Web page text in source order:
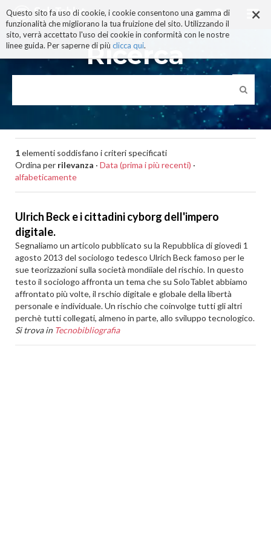
×
Questo sito fa uso di cookie, i cookie consentono una gamma di
funzionalità che migliorano la tua fruizione del sito. Utilizzando il
sito, verrà accettato l'uso dei cookie in conformità con le nostre
linee guida. Per saperne di più clicca qui.
ai
contenuti.
|
alla
navigazione
Ricerca
1elementi soddisfano i criteri specificati
Ordina per rilevanza · Data (prima i più recenti) ·
alfabeticamente
Ulrich Beck e i cittadini cyborg dell'impero
digitale.
Segnaliamo un articolo pubblicato su la Repubblica di giovedì 1
agosto 2013 del sociologo tedesco Ulrich Beck famoso per le
sue teorizzazioni sulla società mondiiale del rischio. In questo
testo il sociologo affronta un tema che su SoloTablet abbiamo
affrontato più volte, il rschio digitale e globale della libertà
personale e individuale. Un rischio che coinvolge tutti gli altri
perchè tutti collegati, almeno in parte, allo sviluppo tecnologico.
Si trova in Tecnobibliografia